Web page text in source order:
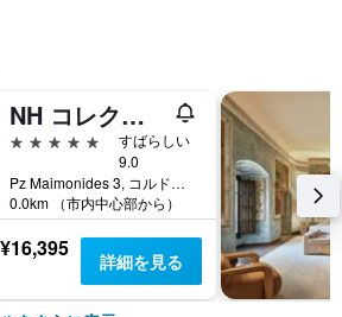
NH コレクション パラシオ デ コルドバ
5つ星
すばらしい
9.0
Pz Maimonides 3, コルドバ, アンダルシア州, スペイン
0.0km （市内中心部から）
¥16,395 詳細を見る